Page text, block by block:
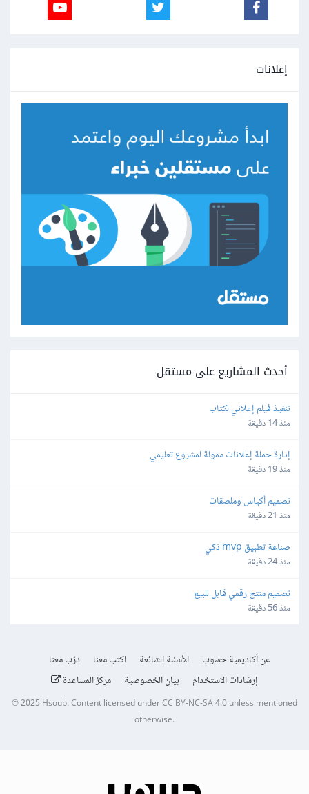
إعلانات
أحدث المشاريع على مستقل
تنفيذ فيلم إعلاني لكتاب
منذ 14 دقيقة
إدارة حملة إعلانات ممولة لمشروع تعليمي
منذ 19 دقيقة
تصميم أكياس وملصقات
منذ 21 دقيقة
صناعة تطبيق mvp ذكي
منذ 24 دقيقة
تصميم منتج رقمي قابل للبيع
منذ 56 دقيقة
عن أكاديمية حسوب الأسئلة الشائعة اكتب معنا
درّب معنا
إرشادات الاستخدام
بيان الخصوصية مركز المساعدة
© 2025 Hsoub.Content licensed underCC BY-NC-SA 4.0unless mentioned
otherwise.